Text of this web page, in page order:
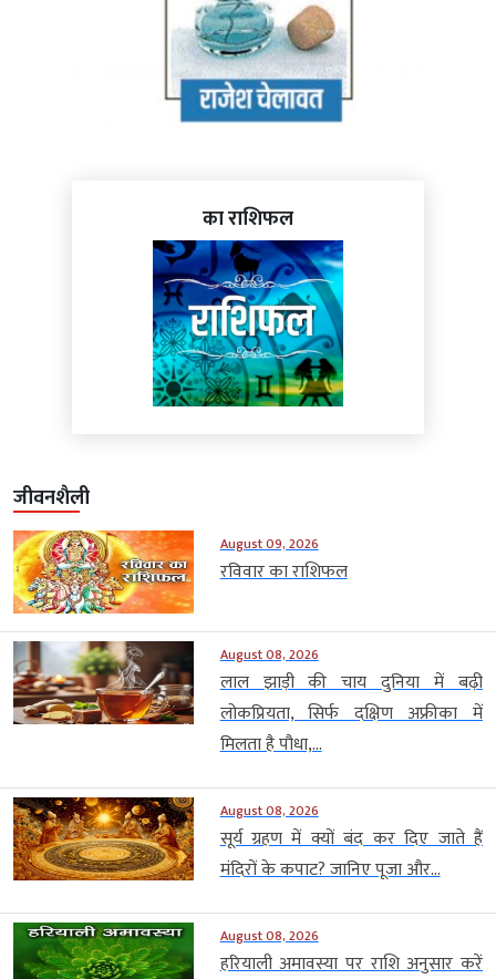
का राशिफल
जीवनशैली
August 09, 2026
रविवार का राशिफल
August 08, 2026
लाल झाड़ी की चाय दुनिया में बढ़ी
लोकप्रियता, सिर्फ दक्षिण अफ्रीका में
मिलता है पौधा,...
August 08, 2026
सूर्य ग्रहण में क्यों बंद कर दिए जाते हैं
मंदिरों के कपाट? जानिए पूजा और...
August 08, 2026
हरियाली अमावस्या पर राशि अनुसार करें